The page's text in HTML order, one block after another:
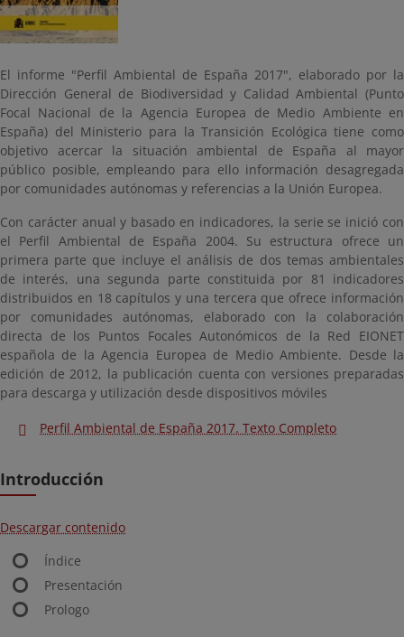
El informe "Perfil Ambiental de España 2017", elaborado por la
Dirección General de Biodiversidad y Calidad Ambiental (Punto
Focal Nacional de la Agencia Europea de Medio Ambiente en
España) del Ministerio para la Transición Ecológica tiene como
objetivo acercar la situación ambiental de España al mayor
público posible, empleando para ello información desagregada
por comunidades autónomas y referencias a la Unión Europea.
Con carácter anual y basado en indicadores, la serie se inició con
el Perfil Ambiental de España 2004. Su estructura ofrece un
primera parte que incluye el análisis de dos temas ambientales
de interés, una segunda parte constituida por 81 indicadores
distribuidos en 18 capítulos y una tercera que ofrece información
por comunidades autónomas, elaborado con la colaboración
directa de los Puntos Focales Autonómicos de la Red EIONET
española de la Agencia Europea de Medio Ambiente. Desde la
edición de 2012, la publicación cuenta con versiones preparadas
para descarga y utilización desde dispositivos móviles
Perfil Ambiental de España 2017. Texto Completo
Introducción
Descargar contenido
Índice
Presentación
Prologo